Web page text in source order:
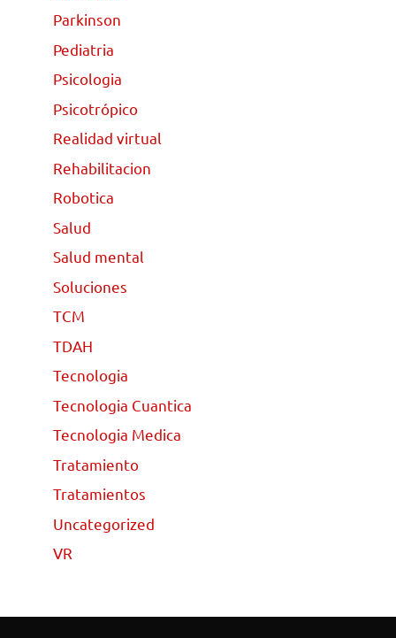
Parkinson
Pediatria
Psicologia
Psicotrópico
Realidad virtual
Rehabilitacion
Robotica
Salud
Salud mental
Soluciones
TCM
TDAH
Tecnologia
Tecnologia Cuantica
Tecnologia Medica
Tratamiento
Tratamientos
Uncategorized
VR